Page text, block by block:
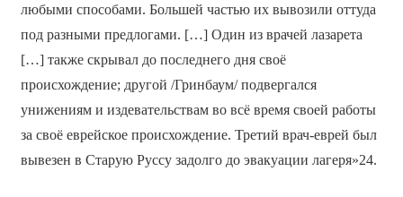
любыми способами. Большей частью их вывозили оттуда
под разными предлогами. […] Один из врачей лазарета
[…] также скрывал до последнего дня своё
происхождение; другой /Гринбаум/ подвергался
унижениям и издевательствам во всё время своей работы
за своё еврейское происхождение. Третий врач-еврей был
вывезен в Старую Руссу задолго до эвакуации лагеря»24.